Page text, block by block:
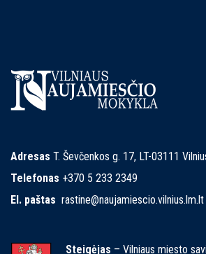
Adresas T. Ševčenkos g. 17, LT-03111
Telefonas +370 5 233 2349
El. paštas rastine@naujamiescio.vilnius.lm.lt
Steigėjas – Vilniaus miesto